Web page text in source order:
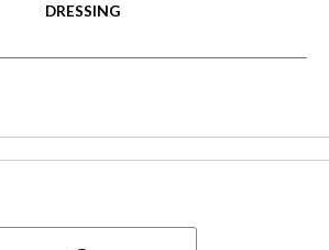
DRESSING